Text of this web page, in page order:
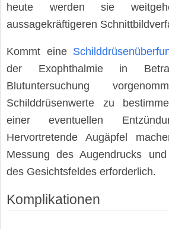
heute werden sie
aussagekräftigeren
Kommt eine
der Exophthalmie in
Blutuntersuchung
Schilddrüsenwerte zu
einer eventuellen
Hervortretende Augäpfel
Messung des Augendrucks
des Gesichtsfeldes erforderlich.
Komplikationen